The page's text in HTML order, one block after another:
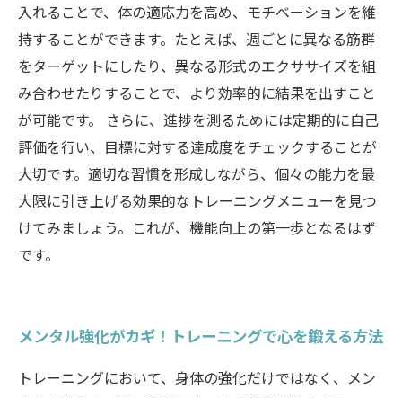
入れることで、体の適応力を高め、モチベーションを維
持することができます。たとえば、週ごとに異なる筋群
をターゲットにしたり、異なる形式のエクササイズを組
み合わせたりすることで、より効率的に結果を出すこと
が可能です。 さらに、進捗を測るためには定期的に自己
評価を行い、目標に対する達成度をチェックすることが
大切です。適切な習慣を形成しながら、個々の能力を最
大限に引き上げる効果的なトレーニングメニューを見つ
けてみましょう。これが、機能向上の第一歩となるはず
です。
メンタル強化がカギ！トレーニングで心を鍛える方法
トレーニングにおいて、身体の強化だけではなく、メン